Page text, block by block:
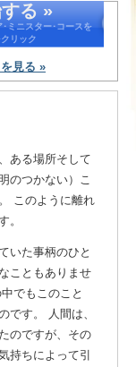
る »
ミニスター･コースを
リック
見る »
ある場所そして
のつかない）こ
このように離れ
。
いた事柄のひと
こともありませ
でもこのこと
です。 人間は、
のですが、その
持ちによって引